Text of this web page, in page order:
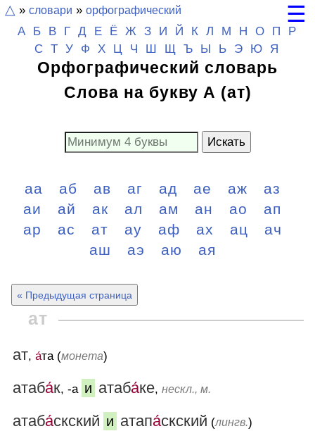
☰
△ » словари » орфографический
А Б В Г Д Е Ё Ж З И Й К Л М Н О П
Р
С Т У Ф Х Ц Ч Ш Щ Ъ Ы Ь Э Ю Я
Орфографический словарь
Слова на букву А (ат)
Искать
аа аб ав аг ад ае аж
аз
аи
ай ак ал ам ан ао
ап
ар
ас ат ау аф ах ац
ач
аш
аэ аю ая
« Предыдущая страница
ат
ат, а́та (монета)
атаба́к, -а и атаба́ке, нескл., м.
атаба́скский и атапа́скский (лингв.)